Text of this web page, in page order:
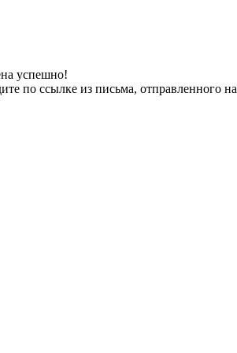
успешно!
по ссылке из письма, отправленного на